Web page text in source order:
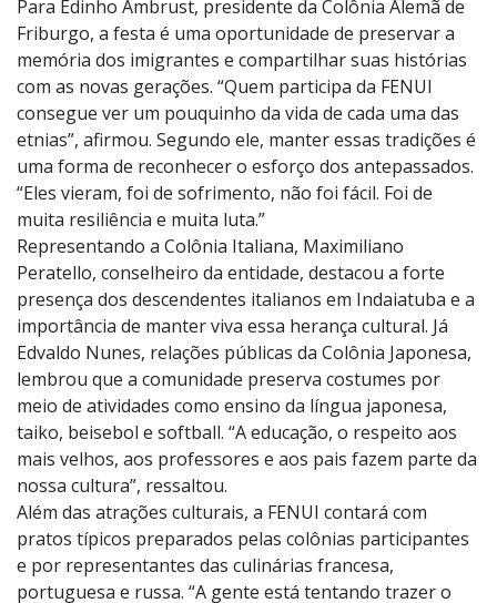
Para Edinho Ambrust, presidente da Colônia Alemã de
Friburgo, a festa é uma oportunidade de preservar a
memória dos imigrantes e compartilhar suas histórias
com as novas gerações. “Quem participa da FENUI
consegue ver um pouquinho da vida de cada uma das
etnias”, afirmou. Segundo ele, manter essas tradições é
uma forma de reconhecer o esforço dos antepassados.
“Eles vieram, foi de sofrimento, não foi fácil. Foi de
muita resiliência e muita luta.”
Representando a Colônia Italiana, Maximiliano
Peratello, conselheiro da entidade, destacou a forte
presença dos descendentes italianos em Indaiatuba e a
importância de manter viva essa herança cultural. Já
Edvaldo Nunes, relações públicas da Colônia Japonesa,
lembrou que a comunidade preserva costumes por
meio de atividades como ensino da língua japonesa,
taiko, beisebol e softball. “A educação, o respeito aos
mais velhos, aos professores e aos pais fazem parte da
nossa cultura”, ressaltou.
Além das atrações culturais, a FENUI contará com
pratos típicos preparados pelas colônias participantes
e por representantes das culinárias francesa,